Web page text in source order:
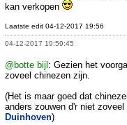
kan verkopen
Laatste edit 04-12-2017 19:56
04-12-2017 19:59:45
@botte bijl : Gezien het
zoveel chinezen zijn.
(Het is maar goed dat
anders zouwen d'r niet
Duinhoven)